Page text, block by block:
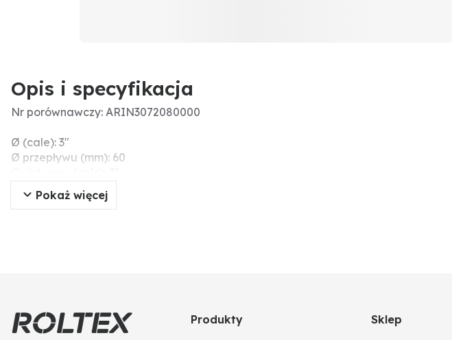
Opis i specyfikacja
Nr porównawczy: ARIN3072080000
Ø (cale): 3"
Ø przepływu (mm): 60
Uruchamianie zaworu: Koło ręczne
Pokaż więcej
Produkty Sklep